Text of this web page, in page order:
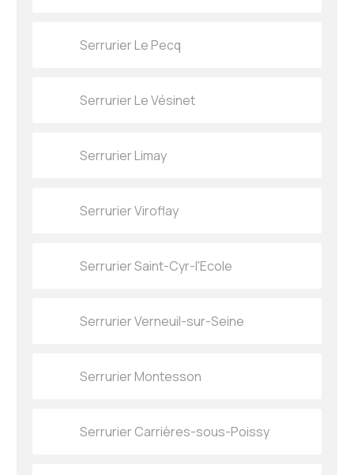
Serrurier Le Pecq
Serrurier Le Vésinet
Serrurier Limay
Serrurier Viroflay
Serrurier Saint-Cyr-l'Ecole
Serrurier Verneuil-sur-Seine
Serrurier Montesson
Serrurier Carrières-sous-Poissy